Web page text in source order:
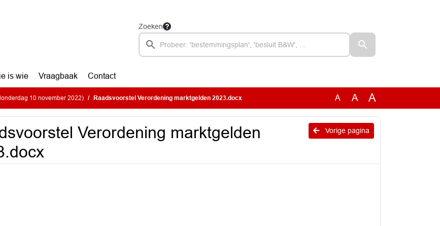
Zoeken
is wie Vraagbaak Contact
10 november 2022) Raadsvoorstel Verordening marktgelden 2023.docx A A A
Vorige pagina
Verordening marktgelden